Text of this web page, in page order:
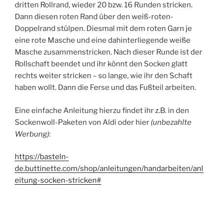
dritten Rollrand, wieder 20 bzw. 16 Runden stricken.
Dann diesen roten Rand über den weiß-roten-
Doppelrand stülpen. Diesmal mit dem roten Garn je
eine rote Masche und eine dahinterliegende weiße
Masche zusammenstricken. Nach dieser Runde ist der
Rollschaft beendet und ihr könnt den Socken glatt
rechts weiter stricken – so lange, wie ihr den Schaft
haben wollt. Dann die Ferse und das Fußteil arbeiten.
Eine einfache Anleitung hierzu findet ihr z.B. in den
Sockenwoll-Paketen von Aldi oder hier (unbezahlte
Werbung):
https://basteln-
de.buttinette.com/shop/anleitungen/handarbeiten/anl
eitung-socken-stricken#